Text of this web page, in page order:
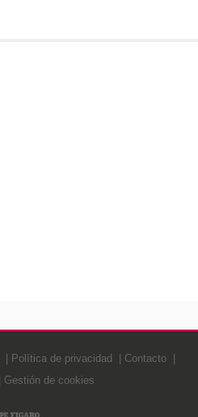
Política de privacidad
Contacto
Gestión de cookies